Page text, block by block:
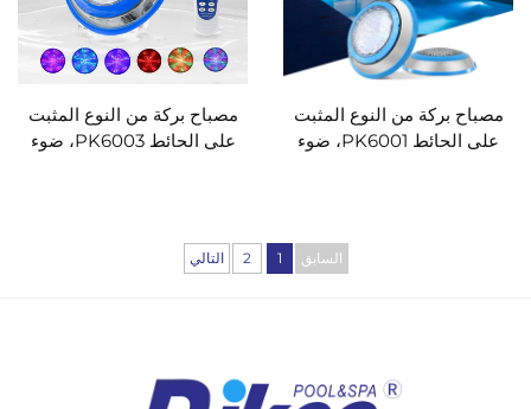
مصباح بركة من النوع المثبت
على الحائط PK6001، ضوء
مصباح بركة من النوع المثبت
على الحائط PK6003، ضوء
السابق 1
2 التالي